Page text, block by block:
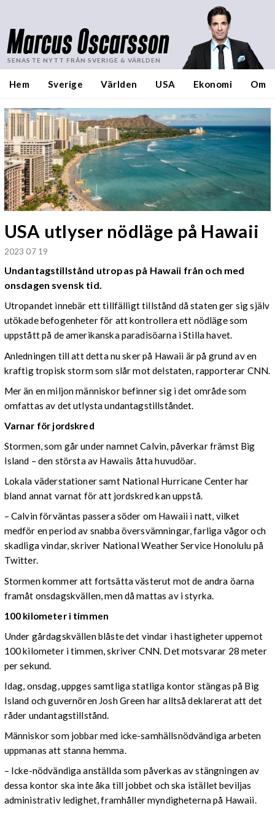
Marcus Oscarsson
SENASTE NYTT FRÅN SVERIGE & VÄRLDEN
Hem Sverige Världen USA Ekonomi Om
USA utlyser nödläge på Hawaii
2023 07 19
Undantagstillstånd utropas på Hawaii från och med
onsdagen svensk tid.
Utropandet innebär ett tillfälligt tillstånd då staten ger sig själv
utökade befogenheter för att kontrollera ett nödläge som
uppstått på de amerikanska paradisöarna i Stilla havet.
Anledningen till att detta nu sker på Hawaii är på grund av en
kraftig tropisk storm som slår mot delstaten, rapporterar CNN.
Mer än en miljon människor befinner sig i det område som
omfattas av det utlysta undantagstillståndet.
Varnar för jordskred
Stormen, som går under namnet Calvin, påverkar främst Big
Island – den största av Hawaiis åtta huvudöar.
Lokala väderstationer samt National Hurricane Center har
bland annat varnat för att jordskred kan uppstå.
– Calvin förväntas passera söder om Hawaii i natt, vilket
medför en period av snabba översvämningar, farliga vågor och
skadliga vindar, skriver National Weather Service Honolulu på
Twitter.
Stormen kommer att fortsätta västerut mot de andra öarna
framåt onsdagskvällen, men då mattas av i styrka.
100 kilometer i timmen
Under gårdagskvällen blåste det vindar i hastigheter uppemot
100 kilometer i timmen, skriver CNN. Det motsvarar 28 meter
per sekund.
Idag, onsdag, uppges samtliga statliga kontor stängas på Big
Island och guvernören Josh Green har alltså deklarerat att det
råder undantagstillstånd.
Människor som jobbar med icke-samhällsnödvändiga arbeten
uppmanas att stanna hemma.
– Icke-nödvändiga anställda som påverkas av stängningen av
dessa kontor ska inte åka till jobbet och ska istället beviljas
administrativ ledighet, framhåller myndigheterna på Hawaii.